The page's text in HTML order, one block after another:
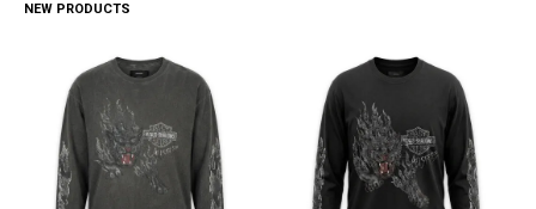
NEW PRODUCTS